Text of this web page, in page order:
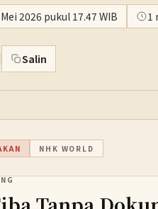
2026 pukul 17.47 WIB 1
Salin
NHK WORLD